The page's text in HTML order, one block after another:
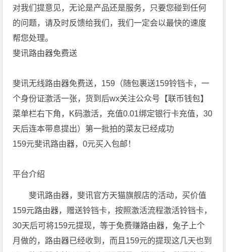
对我们提意见，无论是产品还是服务，只要您碰到任何
的问题，请及时反馈给我们，我们一定会以最快的速度
帮您处理。
斐讯路由器免费送
斐讯无线路由器免费送，159（随包裹送159铃铛卡，一
个身份证激活一张，货到后wx关注公众号【联币钱包】
菜单栏右下角，K码激活，充值0.01绑定银行卡充值，30
天后连本带息提出）第一批拍的菜友已经成功
159元斐讯路由器，0元买入包邮！
平台介绍
斐讯路由器，斐讯官方天猫旗舰店的活动，买价值
159元路由器，赠送铃铛卡，按照激活流程激活铃铛卡，
30天后可将159元提现，等于免费赚路由器，兔子上个
月做的，路由器已经收到，而且159元的提现这几天也到